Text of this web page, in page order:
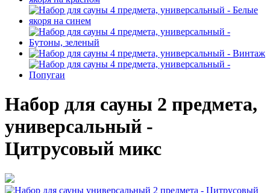
Набор для сауны 2 предмета,
универсальный -
Цитрусовый микс